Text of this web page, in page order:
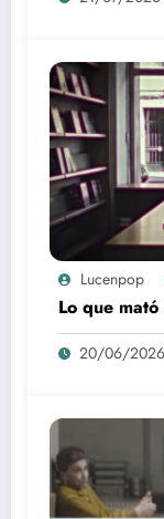
Lucenpop
Lo que
20/06/2026